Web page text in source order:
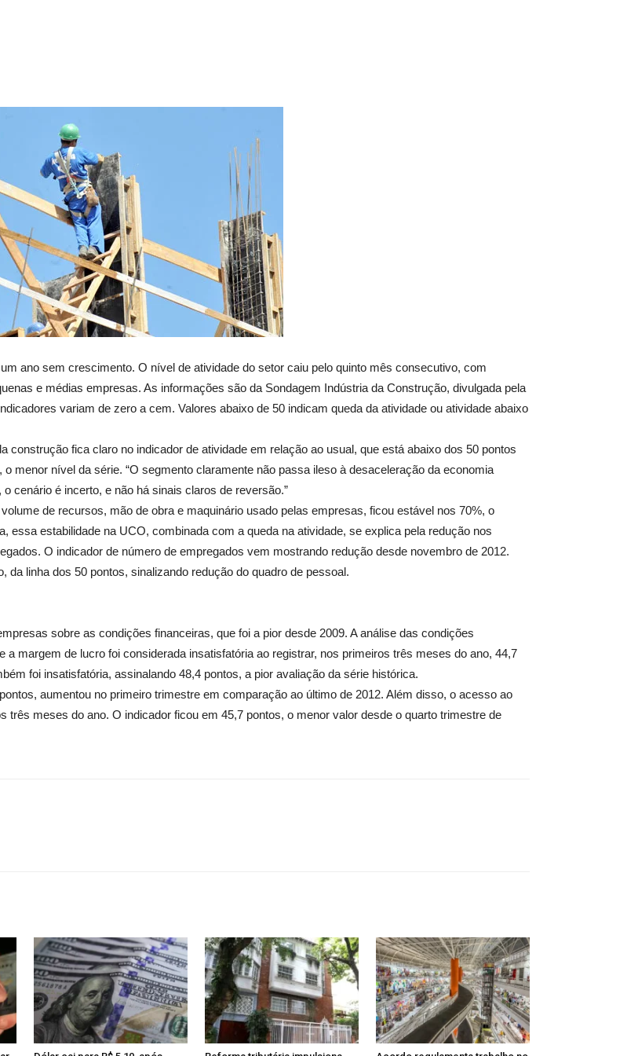
ano sem crescimento. O nível de atividade do setor caiu pelo quinto mês consecutivo, com
e médias empresas. As informações são da Sondagem Indústria da Construção, divulgada pela
variam de zero a cem. Valores abaixo de 50 indicam queda da atividade ou atividade abaixo
construção fica claro no indicador de atividade em relação ao usual, que está abaixo dos 50 pontos
menor nível da série. “O segmento claramente não passa ileso à desaceleração da economia
cenário é incerto, e não há sinais claros de reversão.”
de recursos, mão de obra e maquinário usado pelas empresas, ficou estável nos 70%, o
essa estabilidade na UCO, combinada com a queda na atividade, se explica pela redução nos
O indicador de número de empregados vem mostrando redução desde novembro de 2012.
linha dos 50 pontos, sinalizando redução do quadro de pessoal.
sobre as condições financeiras, que foi a pior desde 2009. A análise das condições
margem de lucro foi considerada insatisfatória ao registrar, nos primeiros três meses do ano, 44,7
foi insatisfatória, assinalando 48,4 pontos, a pior avaliação da série histórica.
aumentou no primeiro trimestre em comparação ao último de 2012. Além disso, o acesso ao
meses do ano. O indicador ficou em 45,7 pontos, o menor valor desde o quarto trimestre de